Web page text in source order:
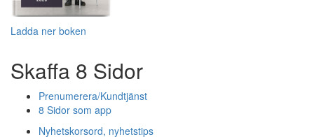
Ladda ner boken
Skaffa 8 Sidor
Prenumerera/Kundtjänst
8 Sidor som app
Nyhetskorsord, nyhetstips